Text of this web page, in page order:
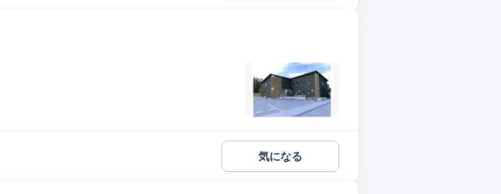
気になる